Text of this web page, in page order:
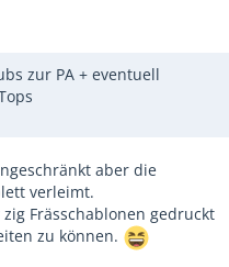
zur PA + eventuell
aber die
verleimt.
Frässchablonen gedruckt
zu können.